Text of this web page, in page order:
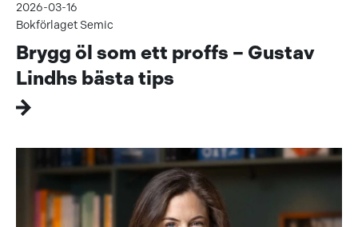
2026-03-16
Bokförlaget Semic
Brygg öl som ett proffs – Gustav
Lindhs bästa tips